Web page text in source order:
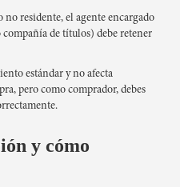
residente, el agente encargado
de títulos) debe retener
estándar y no afecta
pero como comprador, debes
y cómo